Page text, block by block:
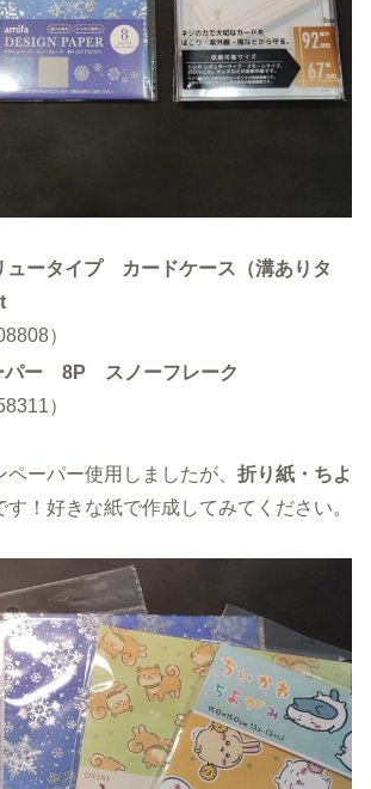
ータイプ カードケース（溝ありタ
）
パー 8P スノーフレーク
）
ーパー使用しましたが、 折り紙・ちよ
す！好きな紙で作成してみてください。